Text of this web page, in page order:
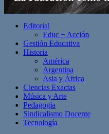
Editorial
Educ + Acción
Gestión Educativa
Historia
América
Argentina
Asia y África
Ciencias Exactas
Música y Arte
Pedagogía
Sindicalismo Docente
Tecnología